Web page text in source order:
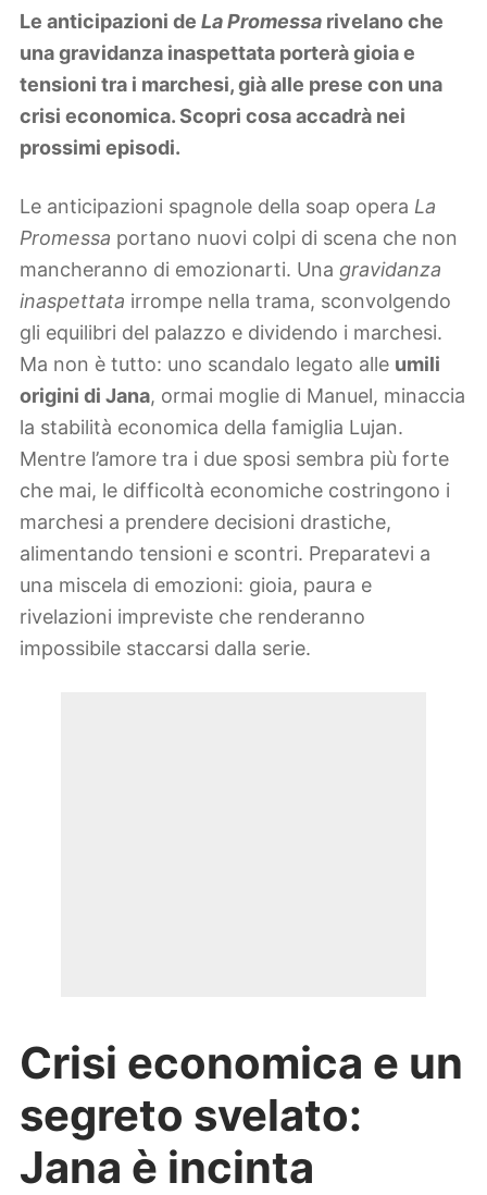
Zodiaco
Le anticipazioni de La Promessa rivelano che
una gravidanza inaspettata porterà gioia e
tensioni tra i marchesi, già alle prese con una
crisi economica. Scopri cosa accadrà nei
prossimi episodi.
Le anticipazioni spagnole della soap opera La
Promessa portano nuovi colpi di scena che non
mancheranno di emozionarti. Una gravidanza
inaspettata irrompe nella trama, sconvolgendo
gli equilibri del palazzo e dividendo i marchesi.
Ma non è tutto: uno scandalo legato alle umili
origini di Jana, ormai moglie di Manuel, minaccia
la stabilità economica della famiglia Lujan.
Mentre l’amore tra i due sposi sembra più forte
che mai, le difficoltà economiche costringono i
marchesi a prendere decisioni drastiche,
alimentando tensioni e scontri. Preparatevi a
una miscela di emozioni: gioia, paura e
rivelazioni impreviste che renderanno
impossibile staccarsi dalla serie.
Crisi economica e un
segreto svelato:
Jana è incinta